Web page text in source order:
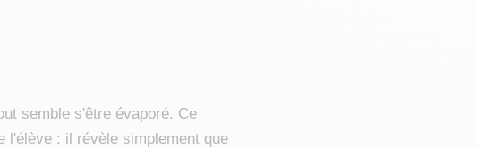
semble s'être évaporé. Ce
l'élève : il révèle simplement que